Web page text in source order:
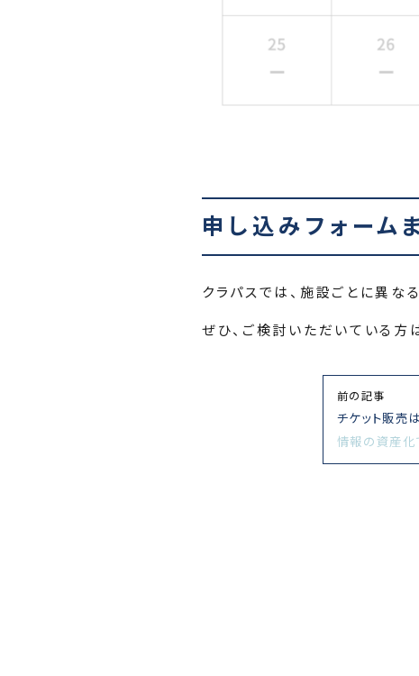
申し込みフォーム
クラパスでは、施設ごとに異
ぜひ、ご検討いただいている方
前の記事
チケット販売
情報の資産化